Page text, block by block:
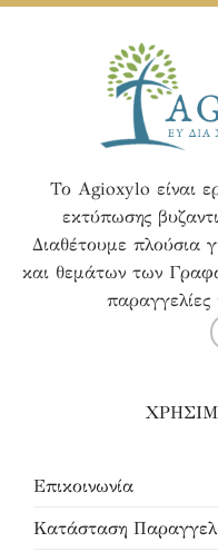
Το Agioxylo είναι
εκτύπωσης
Διαθέτουμε πλούσια
και θεμάτων των
παραγγελίες
Επικοινωνία
Κατάσταση